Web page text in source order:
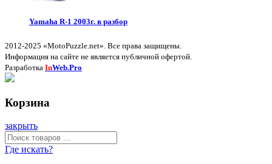
Yamaha R-1 2003г. в разбор
2012-2025 «MotoPuzzle.net». Все права защищены.
Информация на сайте не является публичной офертой.
Разработка InWeb.Pro
Корзина
закрыть
Где искать?